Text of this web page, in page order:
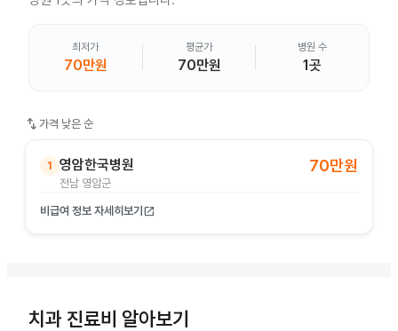
최저가
70만원
평균가
70만원
병원 수
1곳
swap_vert 가격 낮은 순
1 영암한국병원
전남 영암군
70만원
비급여 정보 자세히보기 open_in_new
치과 진료비 알아보기